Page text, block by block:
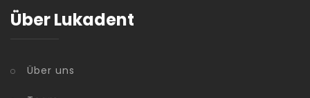
Über Lukadent
Über uns